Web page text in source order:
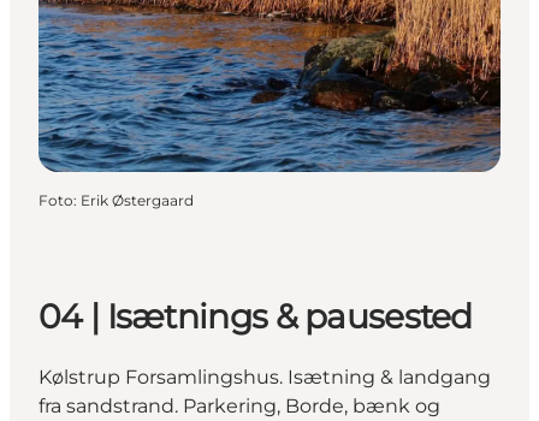
Foto: Erik Østergaard
04 | Isætnings & pausested
Kølstrup Forsamlingshus. Isætning & landgang
fra sandstrand. Parkering, Borde, bænk og